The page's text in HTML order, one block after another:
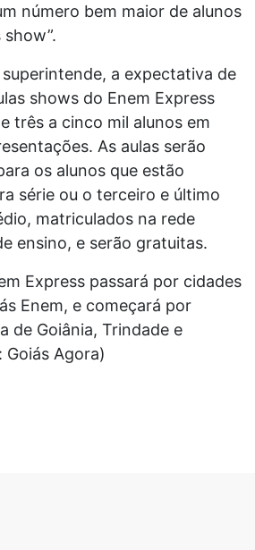
número bem maior de alunos
a expectativa de
shows do Enem Express
três a cinco mil alunos em
As aulas serão
os alunos que estão
série ou o terceiro e último
matriculados na rede
ensino, e serão gratuitas.
Express passará por cidades
Enem, e começará por
de Goiânia, Trindade e
Goiás Agora)